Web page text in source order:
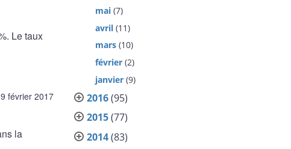
Le taux
9 février 2017
la
mai (7)
avril (11)
mars (10)
février (2)
janvier (9)
2016(95)
2015(77)
2014(83)